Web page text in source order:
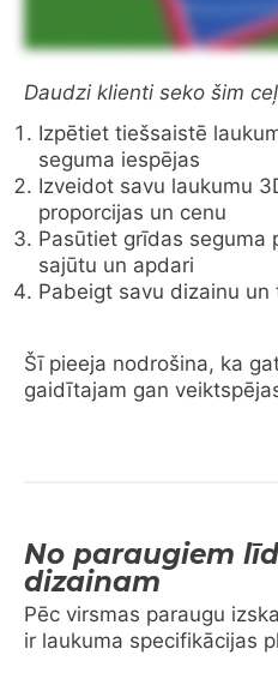
Daudzi klienti seko šim
Izpētiet tiešsaistē
seguma iespējas
Izveidot savu laukumu
proporcijas un cenu
Pasūtiet grīdas seguma
sajūtu un apdari
Pabeigt savu dizainu
Šī pieeja nodrošina, ka
gaidītajam gan
No paraugiem
dizainam
Pēc virsmas paraugu
ir laukuma specifikācijas